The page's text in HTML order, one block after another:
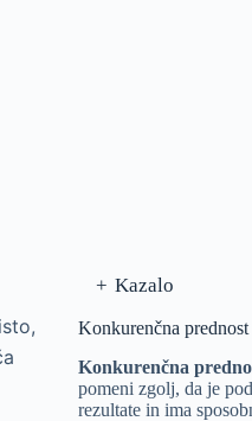
+ Kazalo
Konkurenčna prednost
Konkurenčna
pomeni zgolj, da je
rezultate in ima